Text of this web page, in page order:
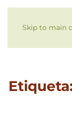
Skip to main